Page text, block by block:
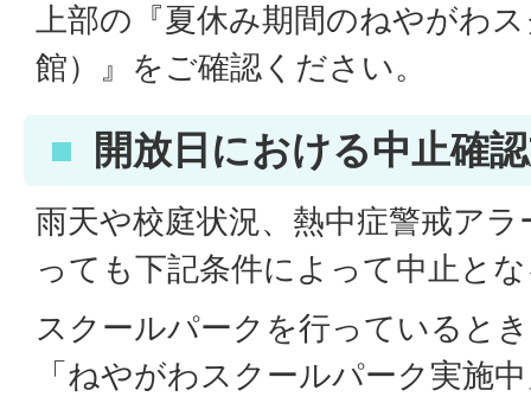
上部の『夏休み期間のねやがわ
館）』をご確認ください。
開放日における中止確
雨天や校庭状況、熱中症警戒ア
っても下記条件によって中止と
スクールパークを行っていると
「ねやがわスクールパーク実施